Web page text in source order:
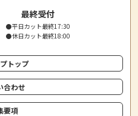
最終受付
●平日カット最終17:30
●休日カット最終18:00
トップ
合わせ
要項